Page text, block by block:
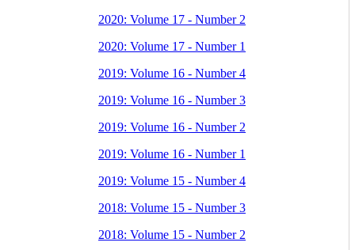
2020: Volume 17 - Number 2
2020: Volume 17 - Number 1
2019: Volume 16 - Number 4
2019: Volume 16 - Number 3
2019: Volume 16 - Number 2
2019: Volume 16 - Number 1
2019: Volume 15 - Number 4
2018: Volume 15 - Number 3
2018: Volume 15 - Number 2